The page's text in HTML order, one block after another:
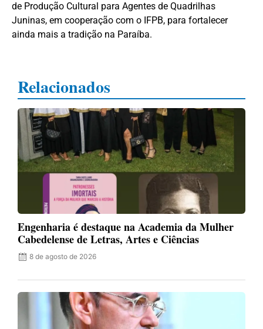
de Produção Cultural para Agentes de Quadrilhas
Juninas, em cooperação com o IFPB, para fortalecer
ainda mais a tradição na Paraíba.
Relacionados
Engenharia é destaque na Academia da Mulher
Cabedelense de Letras, Artes e Ciências
8 de agosto de 2026